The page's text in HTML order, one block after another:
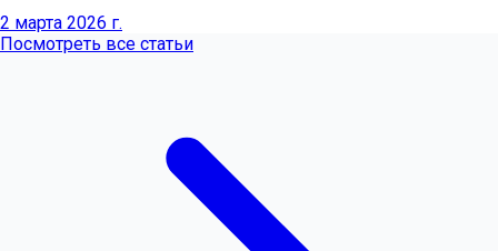
2 марта 2026 г.
Посмотреть все статьи